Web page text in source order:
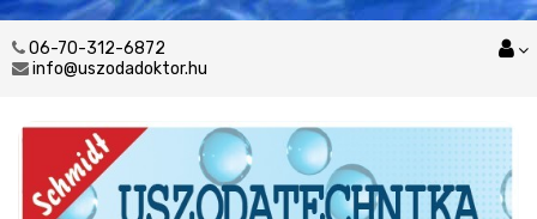
06-70-312-6872
info@uszodadoktor.hu